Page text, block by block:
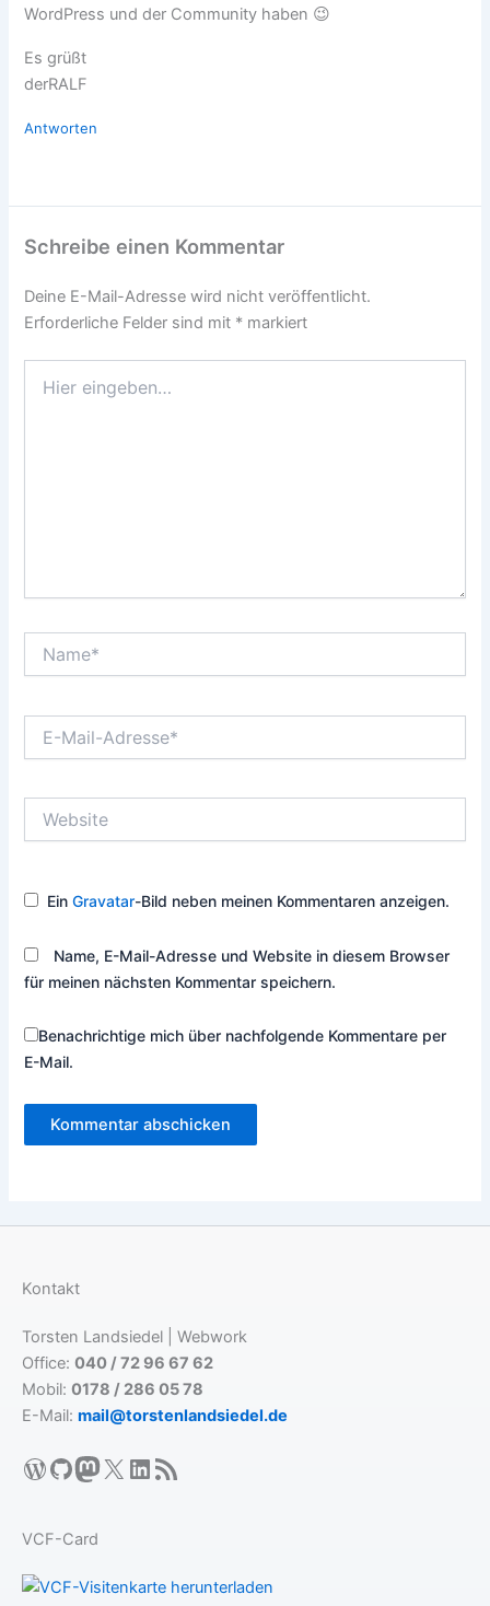
WordPress und der Community haben 😉
Es grüßt
derRALF
Antworten
Schreibe einen Kommentar
Deine E-Mail-Adresse wird nicht veröffentlicht.
Erforderliche Felder sind mit * markiert
eingeben…
Mail-
EinGravatar-Bild neben meinen Kommentaren anzeigen.
Name, E-Mail-Adresse und Website in diesem Browser
für meinen nächsten Kommentar speichern.
Benachrichtige mich über nachfolgende Kommentare per
E-Mail.
Kontakt
Torsten Landsiedel | Webwork
Office: 040 / 72 96 67 62
Mobil: 0178 / 286 05 78
E-Mail: mail@torstenlandsiedel.de
WordPress
GitHub
Mastodon
X LinkedIn
RSS-Feed
VCF-Card